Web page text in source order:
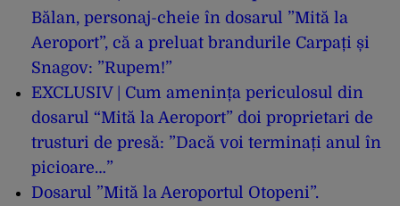
Bălan, personaj-cheie în dosarul ”Mită la
Aeroport”, că a preluat brandurile Carpați și
Snagov: ”Rupem!”
EXCLUSIV | Cum amenința periculosul din
dosarul “Mită la Aeroport” doi proprietari de
trusturi de presă: ”Dacă voi terminați anul în
picioare…”
Dosarul ”Mită la Aeroportul Otopeni”.